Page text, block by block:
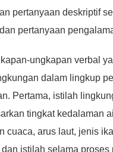
pertanyaan deskriptif
pertanyaan
ungkapan verbal
dalam lingkup
Pertama, istilah
tingkat kedalaman
cuaca, arus laut, jenis
istilah selama proses